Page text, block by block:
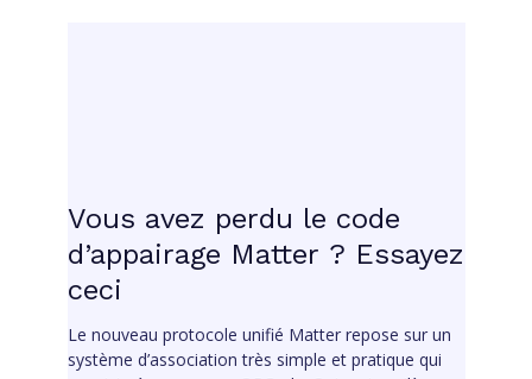
Vous avez perdu le code
d’appairage Matter ? Essayez
ceci
Le nouveau protocole unifié Matter repose sur un
système d’association très simple et pratique qui